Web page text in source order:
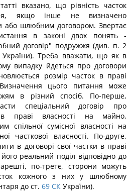
вказано, що рівність часток
якщо інше не визначено
або шлюбним договором. Звертає
в законі двох понять -
договір" подружжя (див. п. 2
Треба вважати, що як в
випадку йдеться про договори
розмір часток в праві
цього питання може
в різний спосіб. По-перше,
спеціальний договір про
праві власності на майно,
спільної сумісної власності на
часткової власності. По-друге,
в договорі свої частки в праві
реальний поділ відповідно до
по-третє, сторони можуть
кожного з них у шлюбному
до ст. 69 СК України).